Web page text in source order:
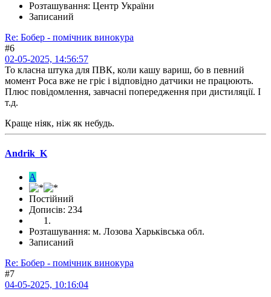
Розташування: Центр України
Записаний
Re: Бобер - помічник винокура
#6
02-05-2025, 14:56:57
То класна штука для ПВК, коли кашу вариш, бо в певний
момент Роса вже не гріє і відповідно датчики не працюють.
Плюс повідомлення, завчасні попередження при дистиляції. І
т.д.
Краще ніяк, ніж як небудь.
Andrik_K
A
Постійний
Дописів: 234
Розташування: м. Лозова Харьківська обл.
Записаний
Re: Бобер - помічник винокура
#7
04-05-2025, 10:16:04